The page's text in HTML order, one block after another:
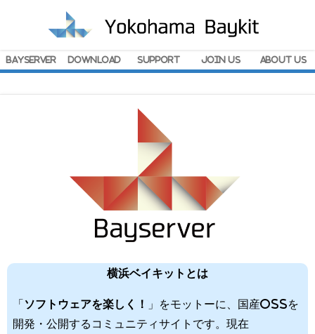
BayServer Download Support Join Us About Us
横浜ベイキットとは
「 ソフトウェアを楽しく！
」をモットーに、国産OSSを
開発・公開するコミュニティサイトです。現在